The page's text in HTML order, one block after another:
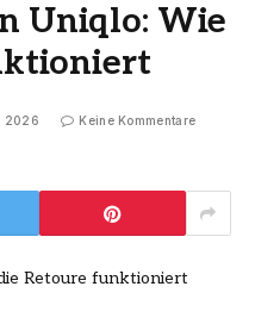
Uniqlo: Wie
2026 Keine Kommentare